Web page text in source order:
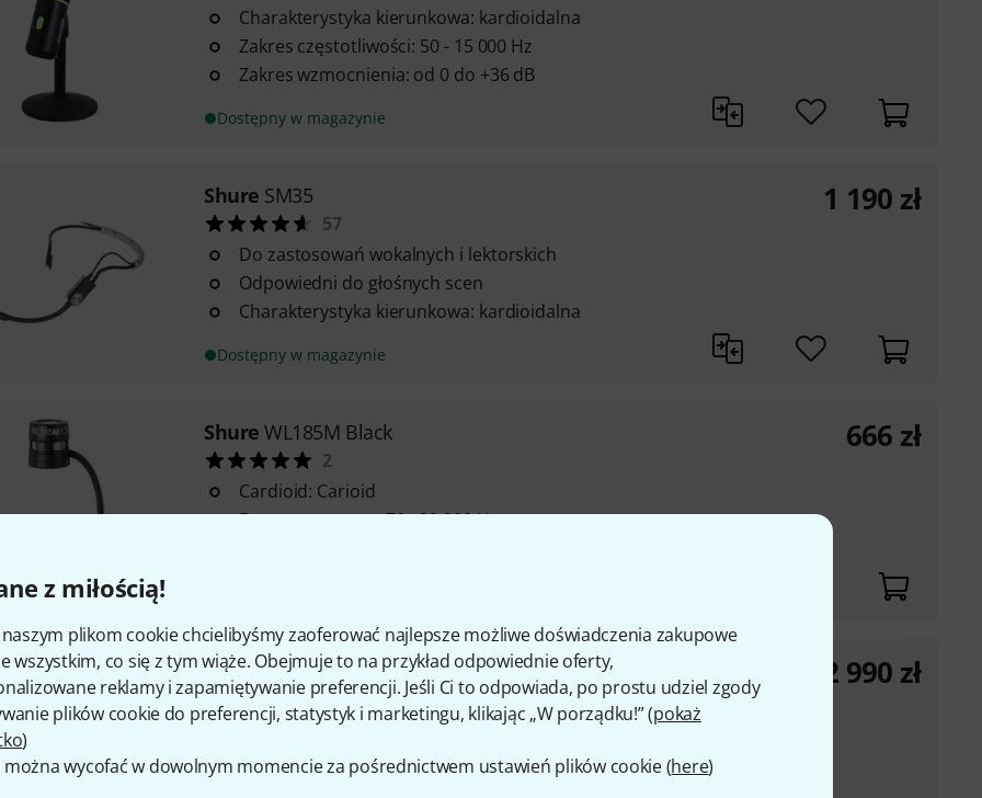
z miłością!
naszym plikom cookie chcielibyśmy zaoferować najlepsze możliwe doświadczenia zakupowe
wszystkim, co się z tym wiąże. Obejmuje to na przykład odpowiednie oferty,
reklamy i zapamiętywanie preferencji. Jeśli Ci to odpowiada, po prostu udziel zgody
plików cookie do preferencji, statystyk i marketingu, klikając „W porządku!” (pokaż
)
można wycofać w dowolnym momencie za pośrednictwem ustawień plików cookie (here)
Charakterystyka kierunkowa: kardioidalna
Zakres częstotliwości: 50 - 15 000 Hz
Zakres wzmocnienia: od 0 do +36 dB
Dostępny w magazynie
Shure SM35
57
Do zastosowań wokalnych i lektorskich
Odpowiedni do głośnych scen
Charakterystyka kierunkowa: kardioidalna
Dostępny w magazynie
1 190 zł
Shure WL185M Black
2
Cardioid: Carioid
Frequency range: 70 - 20,000 Hz
666 zł
ShureSLXD15 G59
Zestaw składający się z 1× odbiornika Shure SLXD5
oraz 1× nadajnika SLXD1
Zakres częstotliwości: G59 (470-514 MHz)
Zakres transmisji: 20 - 20 000 Hz
2 990 zł